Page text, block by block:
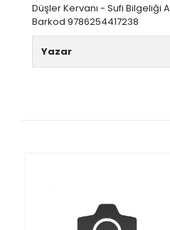
Düşler Kervanı - Sufi Bilgeliği
Barkod 9786254417238
Yazar